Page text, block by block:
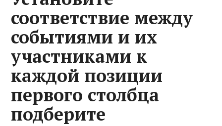
соответствие между
событиями и их
участниками к
каждой позиции
первого столбца
подберите